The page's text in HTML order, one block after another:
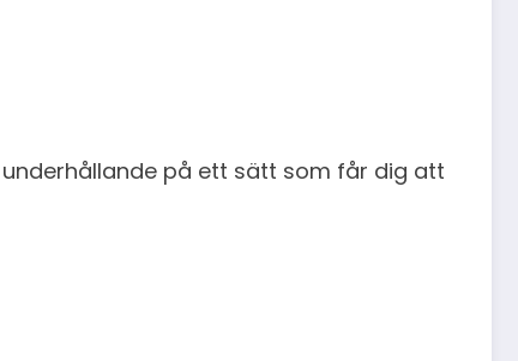
på ett sätt som får dig att